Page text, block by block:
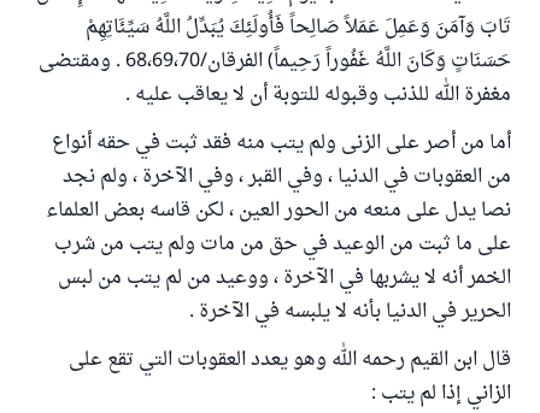
تَابَ وَآمَنَ وَعَمِلَ عَمَلاً صَالِحاً فَأُولَئِكَ يُبَدِّلُ اللَّهُ سَيِّئَاتِهِمْ
حَسَنَاتٍ وَكَانَ اللَّهُ غَفُوراً رَحِيماً) الفرقان/68،69،70 . ومقتضى
مغفرة الله للذنب وقبوله للتوبة أن لا يعاقب عليه .
أما من أصر على الزنى ولم يتب منه فقد ثبت في حقه أنواع
من العقوبات في الدنيا ، وفي القبر ، وفي الآخرة ، ولم نجد
نصا يدل على منعه من الحور العين ، لكن قاسه بعض العلماء
على ما ثبت من الوعيد في حق من مات ولم يتب من شرب
الخمر أنه لا يشربها في الآخرة ، ووعيد من لم يتب من لبس
الحرير في الدنيا بأنه لا يلبسه في الآخرة .
قال ابن القيم رحمه الله وهو يعدد العقوبات التي تقع على
الزاني إذا لم يتب :